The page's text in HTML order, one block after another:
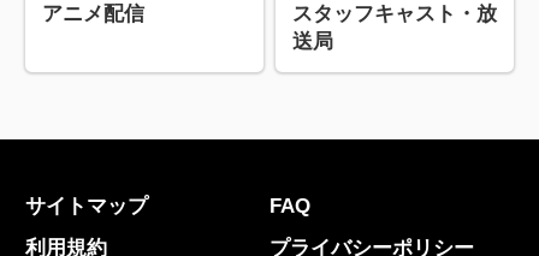
アニメ配信
スタッフキャスト・放
送局
サイトマップ
FAQ
利用規約
プライバシーポリシー